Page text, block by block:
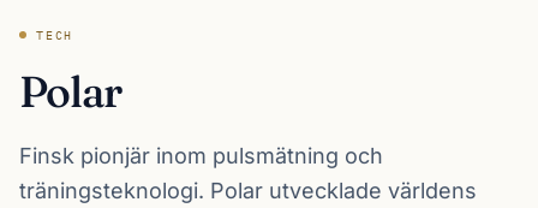
TECH
Polar
Finsk pionjär inom pulsmätning och
träningsteknologi. Polar utvecklade världens